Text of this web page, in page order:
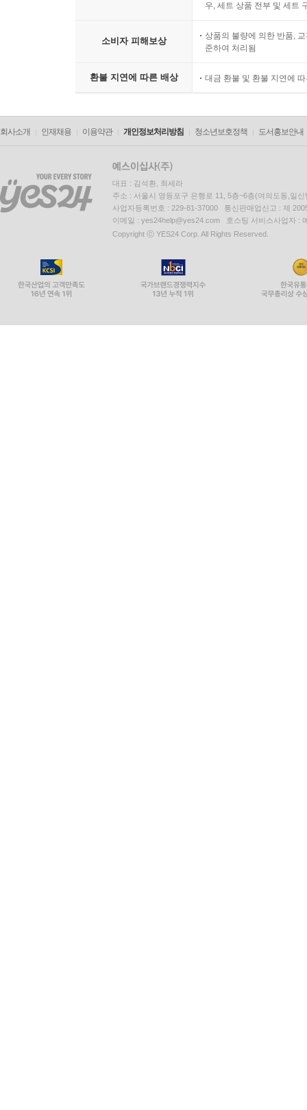
우, 세트 상품 전부 및 세트
소비자 피해보상
상품의 불량에 의한 반품,
준하여 처리됨
환불 지연에 따른 배상 대금 환불 및 환불 지연에
회사소개 인재채용 이용약관 개인정보처리방침 청소년보호정책 도서홍보안내
대표 : 김석환, 최세라
주소 : 서울시 영등포구 은행로 11, 5층~6층(여의도동,일신
사업자등록번호 : 229-81-37000 통신판매업신고 : 제
이메일 : yes24help@yes24.com 호스팅 서비스사업자 :
Copyright ⓒ YES24 Corp. All Rights Reserved.